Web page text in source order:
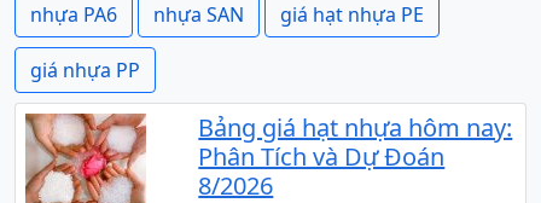
nhựa PA6 nhựa SAN giá hạt nhựa PE
giá nhựa PP
Bảng giá hạt nhựa hôm nay:
Phân Tích và Dự Đoán
8/2026